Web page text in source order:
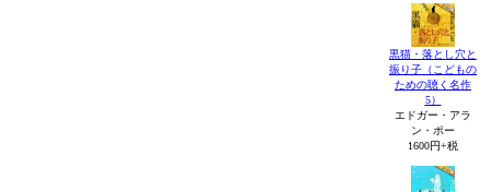
黒猫・落とし穴と
振り子（こどもの
ための聴く名作
5）
エドガー・アラ
ン・ポー
1600円+税